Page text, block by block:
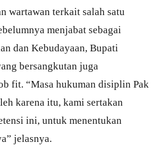
wartawan terkait salah satu
menjabat sebagai
dan Kebudayaan, Bupati
bersangkutan juga
fit. “Masa hukuman disiplin Pak
karena itu, kami sertakan
ini, untuk menentukan
jelasnya.